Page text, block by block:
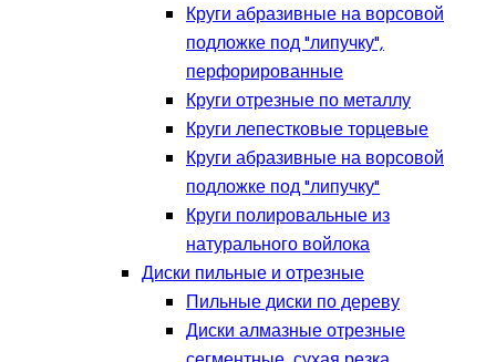
Круги абразивные на ворсовой
подложке под "липучку",
перфорированные
Круги отрезные по металлу
Круги лепестковые торцевые
Круги абразивные на ворсовой
подложке под "липучку"
Круги полировальные из
натурального войлока
Диски пильные и отрезные
Пильные диски по дереву
Диски алмазные отрезные